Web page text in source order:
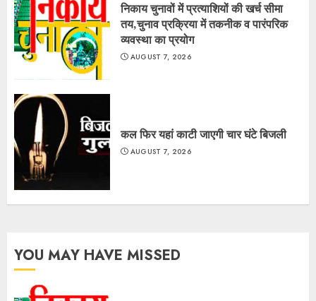
निकाय चुनावों में प्रत्याशियों की खर्च सीमा
तय,चुनाव प्रक्रिया में तकनीक व पारंपरिक
व्यवस्था का प्रयोग
AUGUST 7, 2026
कल फिर यहां काटी जाएगी चार घंटे बिजली
AUGUST 7, 2026
YOU MAY HAVE MISSED